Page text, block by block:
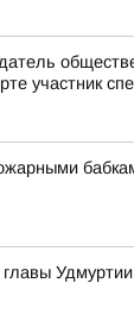
участник